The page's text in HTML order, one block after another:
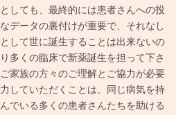
しても、最終的には患者さんへの投
データの裏付けが重要で、それなし
して世に誕生することは出来ないの
多くの臨床で新薬誕生を担って下さ
家族の方々のご理解とご協力が必要
していただくことは、同じ病気を持
でいる多くの患者さんたちを助ける